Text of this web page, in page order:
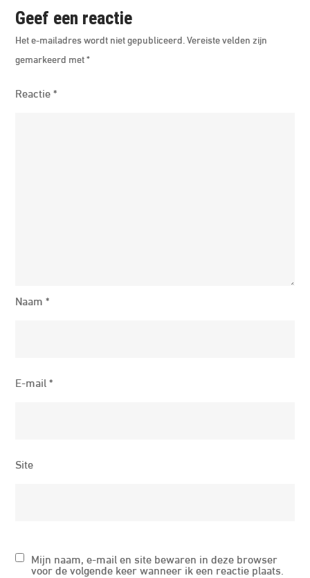
Geef een reactie
Het e-mailadres wordt niet gepubliceerd. Vereiste velden zijn
gemarkeerd met*
Reactie*
Naam*
E-mail*
Site
Mijn naam, e-mail en site bewaren in deze browser
voor de volgende keer wanneer ik een reactie plaats.